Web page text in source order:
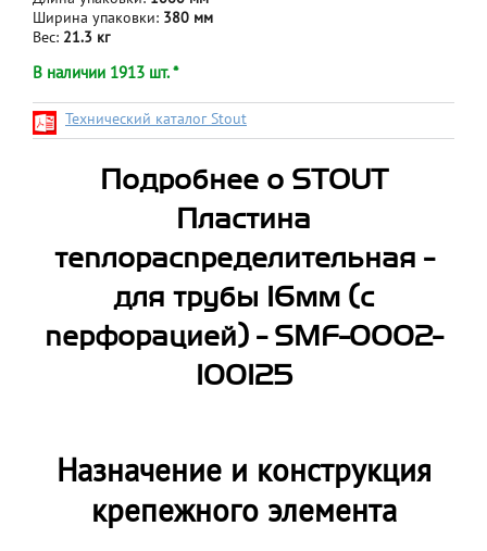
Ширина упаковки: 380 мм
Вес: 21.3 кг
В наличии 1913 шт. *
Технический каталог Stout
Подробнее о STOUT
Пластина
теплораспределительная -
для трубы 16мм (с
перфорацией) - SMF-0002-
100125
Назначение и конструкция
крепежного элемента